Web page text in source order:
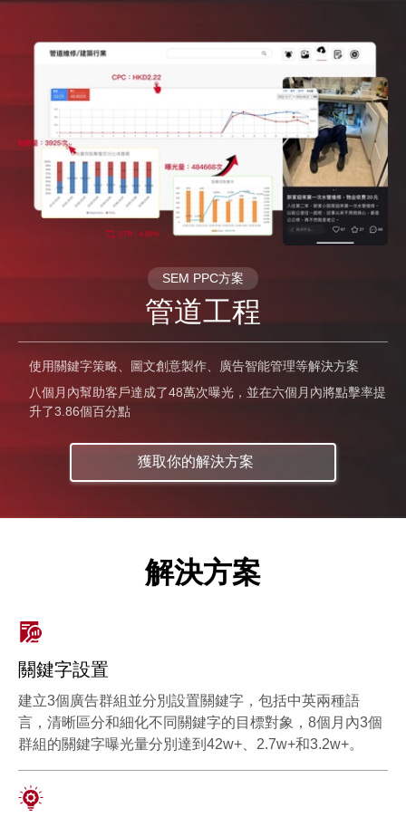
SEM PPC方案
管道工程
使用關鍵字策略、圖文創意製作、廣告智能管理等解決方案
八個月內幫助客戶達成了48萬次曝光，並在六個月內將點擊率提
升了3.86個百分點
獲取你的解決方案
解決方案
關鍵字設置
建立3個廣告群組並分別設置關鍵字，包括中英兩種語
言，清晰區分和細化不同關鍵字的目標對象，8個月內3個
群組的關鍵字曝光量分別達到42w+、2.7w+和3.2w+。